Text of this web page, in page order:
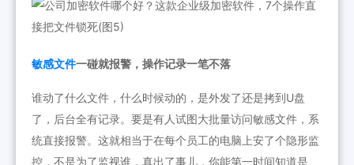
敏感文件一碰就报警，操作记录一笔不落
谁动了什么文件，什么时候动的，是外发了还是拷到U盘
了，后台全有记录。要是有人试图大批量访问敏感文件，系
统直接报警。这就相当于在每个员工的电脑上安了个隐形监
控，不是为了监视谁，真出了事儿，你能第一时间知道是